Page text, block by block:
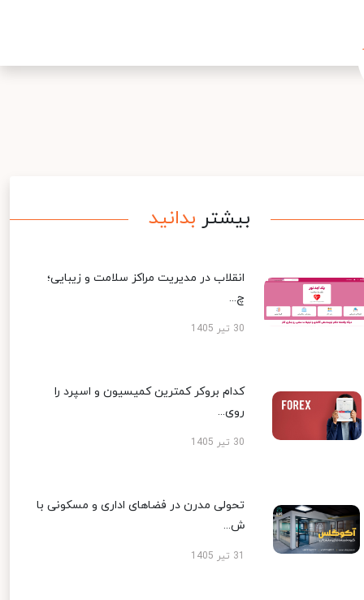
بیشتر بدانید
انقلاب در مدیریت مراکز سلامت و زیبایی؛
چ...
30 تیر 1405
کدام بروکر کمترین کمیسیون و اسپرد را
روی...
30 تیر 1405
تحولی مدرن در فضاهای اداری و مسکونی با
ش...